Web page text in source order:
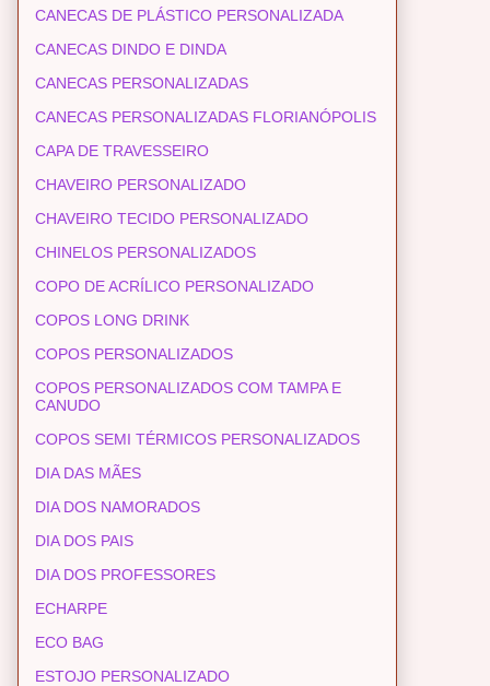
CANECAS DE PLÁSTICO PERSONALIZADA
CANECAS DINDO E DINDA
CANECAS PERSONALIZADAS
CANECAS PERSONALIZADAS FLORIANÓPOLIS
CAPA DE TRAVESSEIRO
CHAVEIRO PERSONALIZADO
CHAVEIRO TECIDO PERSONALIZADO
CHINELOS PERSONALIZADOS
COPO DE ACRÍLICO PERSONALIZADO
COPOS LONG DRINK
COPOS PERSONALIZADOS
COPOS PERSONALIZADOS COM TAMPA E
CANUDO
COPOS SEMI TÉRMICOS PERSONALIZADOS
DIA DAS MÃES
DIA DOS NAMORADOS
DIA DOS PAIS
DIA DOS PROFESSORES
ECHARPE
ECO BAG
ESTOJO PERSONALIZADO